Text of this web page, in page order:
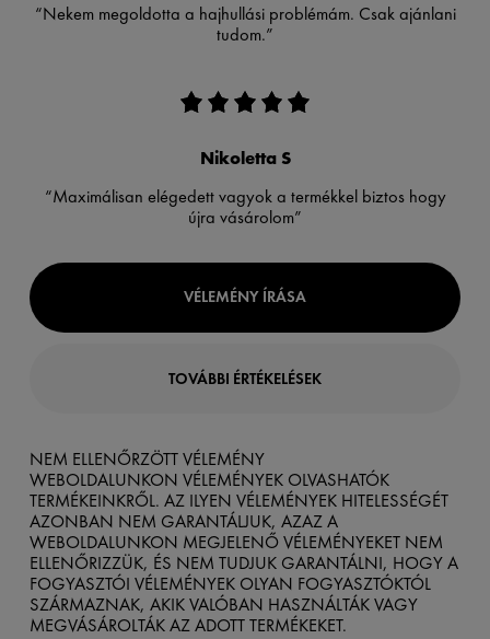
“Nekem megoldotta a hajhullási problémám. Csak ajánlani
tudom.”
Nikoletta S
“Maximálisan elégedett vagyok a termékkel biztos hogy
újra vásárolom”
VÉLEMÉNY ÍRÁSA
TOVÁBBI ÉRTÉKELÉSEK
NEM ELLENŐRZÖTT VÉLEMÉNY
WEBOLDALUNKON VÉLEMÉNYEK OLVASHATÓK
TERMÉKEINKRŐL. AZ ILYEN VÉLEMÉNYEK HITELESSÉGÉT
AZONBAN NEM GARANTÁLJUK, AZAZ A
WEBOLDALUNKON MEGJELENŐ VÉLEMÉNYEKET NEM
ELLENŐRIZZÜK, ÉS NEM TUDJUK GARANTÁLNI, HOGY A
FOGYASZTÓI VÉLEMÉNYEK OLYAN FOGYASZTÓKTÓL
SZÁRMAZNAK, AKIK VALÓBAN HASZNÁLTÁK VAGY
MEGVÁSÁROLTÁK AZ ADOTT TERMÉKEKET.